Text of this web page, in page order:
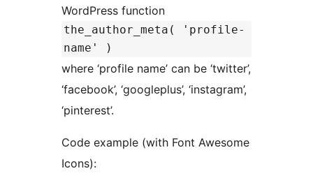
WordPress function
the_author_meta( 'profile-
name' )
where ‘profile name’ can be ‘twitter’,
‘facebook’, ‘googleplus’, ‘instagram’,
‘pinterest’.
Code example (with Font Awesome
Icons):